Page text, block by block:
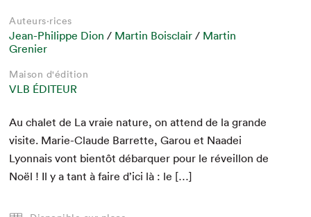
Auteurs·rices
Jean-Philippe Dion / Martin Boisclair / Martin
Grenier
Maison d'édition
VLB ÉDITEUR
Au chalet de La vraie nature, on attend de la grande
vis­ite. Marie-Claude Bar­rette, Garou et Naadei
Lyon­nais vont bien­tôt débar­quer pour le réveil­lon de
Noël ! Il y a tant à faire d’i­ci là : le […]